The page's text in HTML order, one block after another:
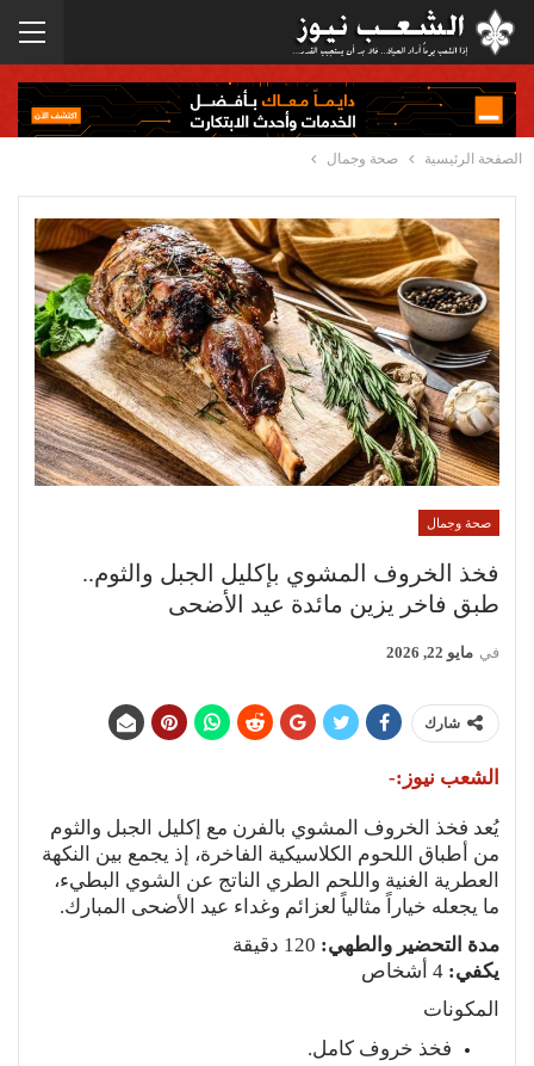
الصفحة الرئيسية صحة وجمال
صحة وجمال
فخذ الخروف المشوي بإكليل الجبل والثوم..
طبق فاخر يزين مائدة عيد الأضحى
في مايو 22, 2026
شارك
الشعب نيوز:-
يُعد فخذ الخروف المشوي بالفرن مع إكليل الجبل والثوم
من أطباق اللحوم الكلاسيكية الفاخرة، إذ يجمع بين النكهة
العطرية الغنية واللحم الطري الناتج عن الشوي البطيء،
ما يجعله خياراً مثالياً لعزائم وغداء عيد الأضحى المبارك.
مدة التحضير والطهي:
يكفي:
المكونات
فخذ خروف كامل.